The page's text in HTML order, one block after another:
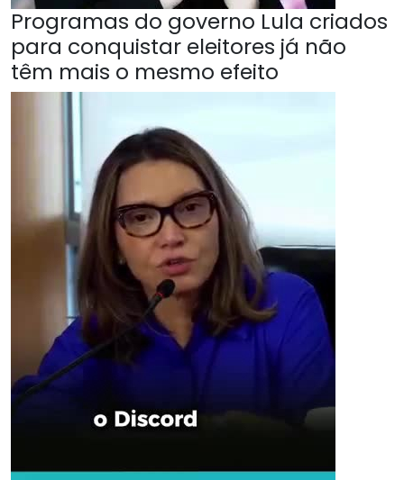
Programas do governo Lula criados
para conquistar eleitores já não
têm mais o mesmo efeito